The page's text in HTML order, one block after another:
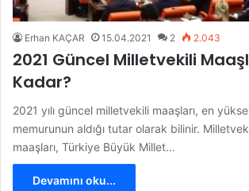
Erhan KAÇAR 15.04.2021 2 2.043
2021 Güncel Milletvekili
Kadar?
2021 yılı güncel milletvekili maaşları, en
memurunun aldığı tutar olarak bilinir.
maaşları, Türkiye Büyük Millet…
Devamını oku...